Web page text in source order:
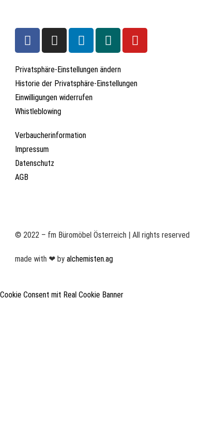
Privatsphäre-Einstellungen ändern
Historie der Privatsphäre-Einstellungen
Einwilligungen widerrufen
Whistleblowing
Verbaucherinformation
Impressum
Datenschutz
AGB
© 2022 – fm Büromöbel Österreich | All rights reserved
made with ❤ by alchemisten.ag
Cookie Consent mit Real Cookie Banner